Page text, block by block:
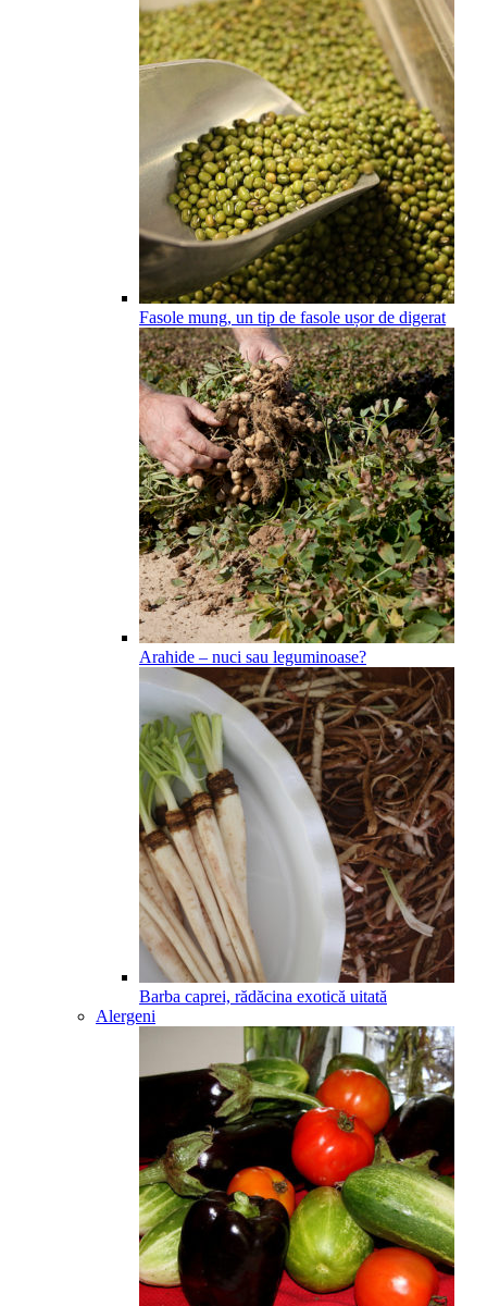
Fasole mung, un tip de fasole ușor de digerat
Arahide – nuci sau leguminoase?
Barba caprei, rădăcina exotică uitată
Alergeni